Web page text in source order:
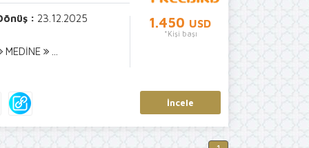
: 23.12.2025
MEDİNE
1.450 USD
*Kişi başı
İncele